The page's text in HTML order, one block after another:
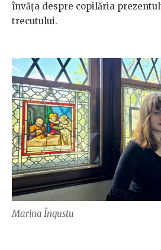
învăța despre copilăria
trecutului.
Marina Îngustu